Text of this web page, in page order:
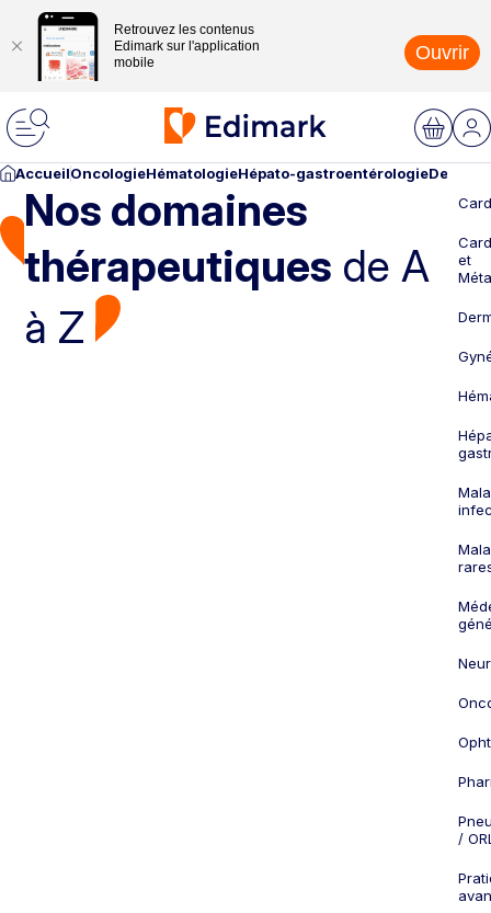
Retrouvez les contenus
Edimark sur l'application
mobile
Ouvrir
AccueilOncologieHématologieHépato-gastroentérologie
Nos domaines
thérapeutiques de A
à Z
et
/